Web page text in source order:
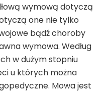
wymową dotyczą
one nie tylko
bądź choroby
wymowa. Według
w dużym stopniu
u których można
Mowa jest